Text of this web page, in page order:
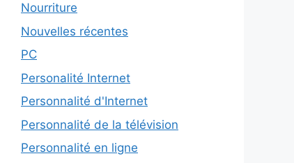
Nourriture
Nouvelles récentes
PC
Personalité Internet
Personnalité d'Internet
Personnalité de la télévision
Personnalité en ligne